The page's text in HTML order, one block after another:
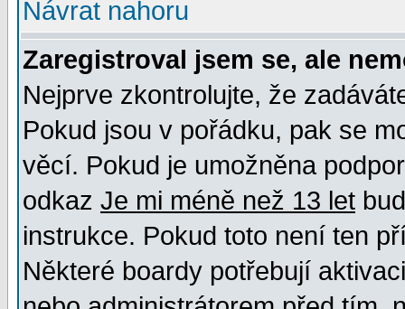
Návrat nahoru
Zaregistroval jsem se, ale
Nejprve zkontrolujte, že
Pokud jsou v pořádku, pak se
věcí. Pokud je umožněna
odkaz Je mi méně než 13 let
instrukce. Pokud toto není ten
Některé boardy potřebují